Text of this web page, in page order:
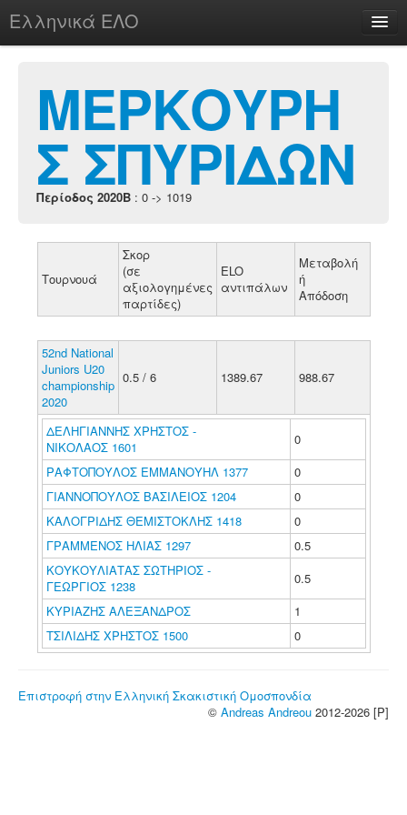
Ελληνικά ΕΛΟ
chesstu.be @ discord
Login
ΜΕΡΚΟΥΡΗ
Σ ΣΠΥΡΙΔΩΝ
Περίοδος 2020B : 0 -> 1019
Τουρνουά
Σκορ
(σε
αξιολογημένες
παρτίδες)
ELO
αντιπάλων
Μεταβολή
ή
Απόδοση
52nd National
Juniors U20
championship
2020
0.5 / 6 1389.67 988.67
ΔΕΛΗΓΙΑΝΝΗΣ ΧΡΗΣΤΟΣ -
ΝΙΚΟΛΑΟΣ 1601
0
ΡΑΦΤΟΠΟΥΛΟΣ ΕΜΜΑΝΟΥΗΛ 1377
0
ΓΙΑΝΝΟΠΟΥΛΟΣ ΒΑΣΙΛΕΙΟΣ 1204
0
ΚΑΛΟΓΡΙΔΗΣ ΘΕΜΙΣΤΟΚΛΗΣ 1418
0
ΓΡΑΜΜΕΝΟΣ ΗΛΙΑΣ 1297
0.5
ΚΟΥΚΟΥΛΙΑΤΑΣ ΣΩΤΗΡΙΟΣ -
ΓΕΩΡΓΙΟΣ 1238
0.5
ΚΥΡΙΑΖΗΣ ΑΛΕΞΑΝΔΡΟΣ
1
ΤΣΙΛΙΔΗΣ ΧΡΗΣΤΟΣ 1500
0
Επιστροφή στην Ελληνική Σκακιστική Ομοσπονδία
© Andreas Andreou 2012-2026 [P]